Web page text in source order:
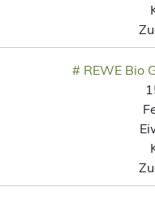
# REWE Bio